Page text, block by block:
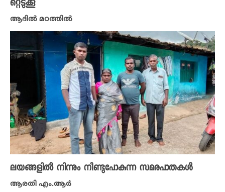
റ്റെടുക്കൂ
ആദിൽ മഠത്തിൽ
ലയങ്ങളിൽ നിന്നും നീണ്ടുപോകുന്ന സമരപാതകൾ
ആരതി എം.ആർ